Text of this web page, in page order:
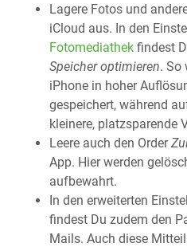
Lagere Fotos und
iCloud aus. In den
Fotomediathek findest
Speicher optimieren. So
iPhone in hoher
gespeichert, während
kleinere, platzsparende
Leere auch den Order
App. Hier werden
aufbewahrt.
In den erweiterten
findest Du zudem den
Mails. Auch diese